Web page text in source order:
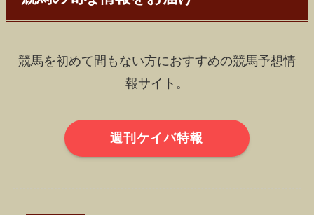
競馬を初めて間もない方におすすめの競馬予想情
報サイト。
週刊ケイバ特報